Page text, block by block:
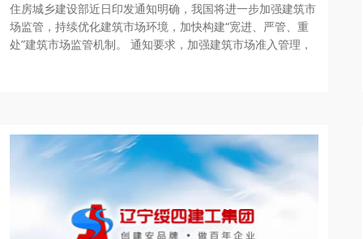
住房城乡建设部近日印发通知明确，我国将进一步加强建筑市
场监管，持续优化建筑市场环境，加快构建“宽进、严管、重
处”建筑市场监管机制。 通知要求，加强建筑市场准入管理，